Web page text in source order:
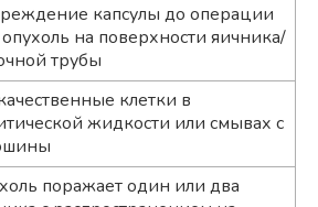
капсулы до операции
на поверхности яичника/
трубы
клетки в
жидкости или смывах с
поражает один или два